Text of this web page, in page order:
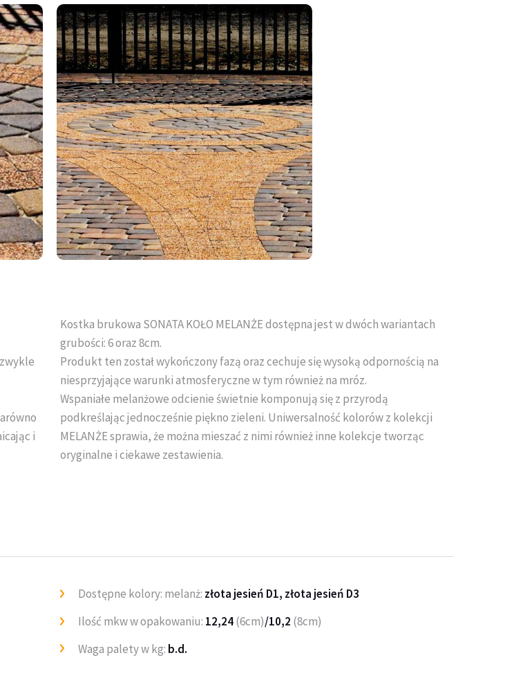
i
Kostka brukowa SONATA KOŁO MELANŻE dostępna jest w dwóch wariantach
grubości: 6 oraz 8cm.
Produkt ten został wykończony fazą oraz cechuje się wysoką odpornością na
niesprzyjające warunki atmosferyczne w tym również na mróz.
Wspaniałe melanżowe odcienie świetnie komponują się z przyrodą
podkreślając jednocześnie piękno zieleni. Uniwersalność kolorów z kolekcji
MELANŻE sprawia, że można mieszać z nimi również inne kolekcje tworząc
oryginalne i ciekawe zestawienia.
Dostępne kolory: melanż: złota jesień D1, złota jesień D3
Ilość mkw w opakowaniu: 12,24(6cm)/10,2 (8cm)
Waga palety w kg: b.d.